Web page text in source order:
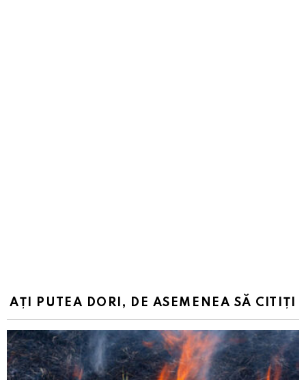
AȚI PUTEA DORI, DE ASEMENEA SĂ CITIȚI